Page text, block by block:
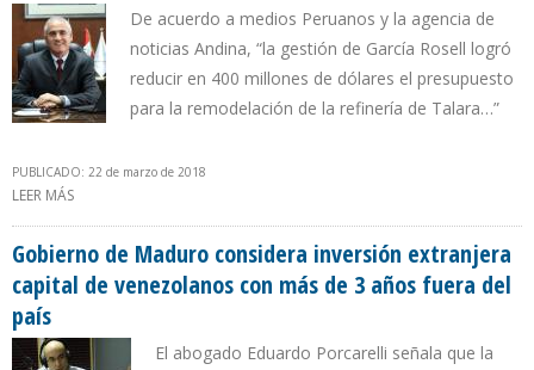
De acuerdo a medios Peruanos y la agencia de
noticias Andina, “la gestión de García Rosell logró
reducir en 400 millones de dólares el presupuesto
para la remodelación de la refinería de Talara…”
PUBLICADO: 22 de marzo de 2018
LEER MÁS
Gobierno de Maduro considera inversión extranjera
capital de venezolanos con más de 3 años fuera del
país
El abogado Eduardo Porcarelli señala que la